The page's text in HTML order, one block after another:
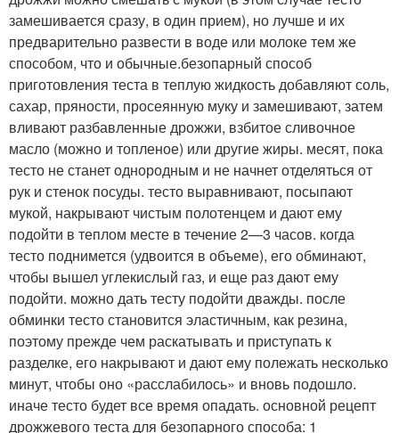
замешивается сразу, в один прием), но лучше и их
предварительно развести в воде или молоке тем же
способом, что и обычные.безопарный способ
приготовления теста в теплую жидкость добавляют соль,
сахар, пряности, просеянную муку и замешивают, затем
вливают разбавленные дрожжи, взбитое сливочное
масло (можно и топленое) или другие жиры. месят, пока
тесто не станет однородным и не начнет отделяться от
рук и стенок посуды. тесто выравнивают, посыпают
мукой, накрывают чистым полотенцем и дают ему
подойти в теплом месте в течение 2—3 часов. когда
тесто поднимется (удвоится в объеме), его обминают,
чтобы вышел углекислый газ, и еще раз дают ему
подойти. можно дать тесту подойти дважды. после
обминки тесто становится эластичным, как резина,
поэтому прежде чем раскатывать и приступать к
разделке, его накрывают и дают ему полежать несколько
минут, чтобы оно «расслабилось» и вновь подошло.
иначе тесто будет все время опадать. основной рецепт
дрожжевого теста для безопарного способа: 1